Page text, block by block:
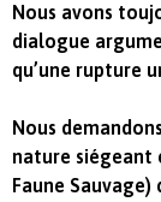
Nous avons
dialogue
qu’une rupture
Nous
nature siégeant
Faune Sauvage)